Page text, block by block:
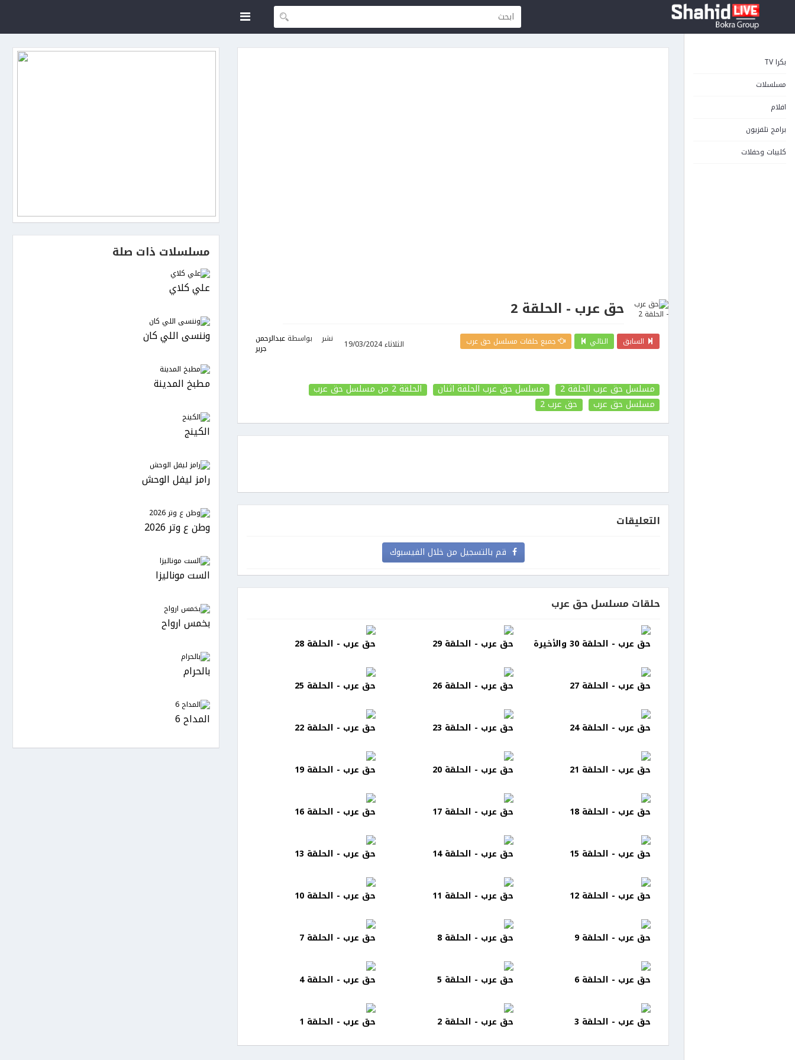
بكرا TV
مسلسلات
افلام
برامج تلفزيون
كليبات وحفلات
حق عرب - الحلقة 2
السابق التالي جميع حلقات مسلسل حق عرب نشر الثلاثاء 19/03/2024 بواسطة عبدالرحمن
جرير
مسلسل حق عرب الحلقة 2 مسلسل حق عرب الحلقة اثنان الحلقة 2 من مسلسل حق عرب
مسلسل حق عرب
حق عرب2
التعليقات
قم بالتسجيل من خلال الفيسبوك
حلقات مسلسل حق عرب
حق عرب - الحلقة 30 والأخيرة حق عرب - الحلقة 29 حق عرب - الحلقة 28
حق عرب - الحلقة 27 حق عرب - الحلقة 26 حق عرب - الحلقة 25
حق عرب - الحلقة 24 حق عرب - الحلقة 23 حق عرب - الحلقة 22
حق عرب - الحلقة 21 حق عرب - الحلقة 20 حق عرب - الحلقة 19
حق عرب - الحلقة 18 حق عرب - الحلقة 17 حق عرب - الحلقة 16
حق عرب - الحلقة 15 حق عرب - الحلقة 14 حق عرب - الحلقة 13
حق عرب - الحلقة 12 حق عرب - الحلقة 11 حق عرب - الحلقة 10
حق عرب - الحلقة 9 حق عرب - الحلقة 8 حق عرب - الحلقة 7
حق عرب - الحلقة 6 حق عرب - الحلقة 5 حق عرب - الحلقة 4
حق عرب - الحلقة 3 حق عرب - الحلقة 2 حق عرب - الحلقة 1
مسلسلات ذات صلة
علي كلاي
وننسى اللي كان
مطبخ المدينة
الكينج
رامز ليفل الوحش
وطن ع وتر 2026
الست موناليزا
بخمس ارواح
بالحرام
المداح 6